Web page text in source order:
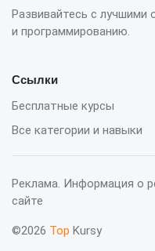
Развивайтесь с лучшими
и программированию.
Ссылки
Бесплатные курсы
Все категории и навыки
Реклама. Информация о
сайте
©2026 Top Kursy